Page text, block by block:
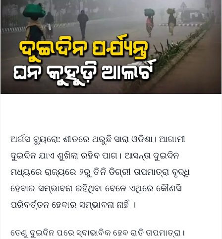
ଅର୍ଗସ ବ୍ୟୁରୋ: ଶୀତରେ ଥରୁଛି ସାରା ଓଡିଶା। ଆଗାମୀ
ଦୁଇଦିନ ଯାଏ ଶୁଖିଲା ରହିବ ପାଗ। ଆସନ୍ତା ଦୁଇଦିନ
ମଧ୍ୟରେ ରାଜ୍ୟରେ ୨ରୁ ତିନି ଡିଗ୍ରୀ ତାପମାତ୍ରା ବୃଦ୍ଧି
ହେବାର ସମ୍ଭାବନା ରହିଥିବା ବେଳେ ଏଥିରେ କୌଣସି
ପରିବର୍ତ୍ତନ ହେବାର ସମ୍ଭାବନା ନାହିଁ ।
ତେଣୁ ଦୁଇଦିନ ପରେ ସ୍ବାଭାବିକ ହେବ ରାତି ତାପମାତ୍ରା।